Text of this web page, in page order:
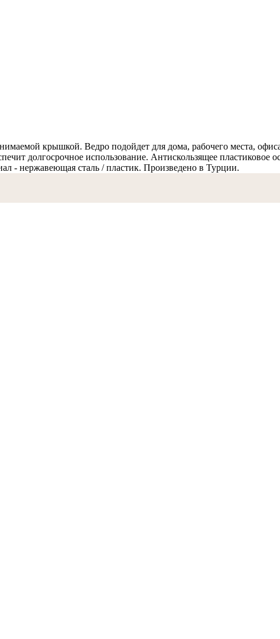
крышкой. Ведро подойдет для дома, рабочего места,
долгосрочное использование. Антискользящее
- нержавеющая сталь / пластик. Произведено в Турции.